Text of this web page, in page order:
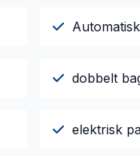
dobbelt
elektrisk